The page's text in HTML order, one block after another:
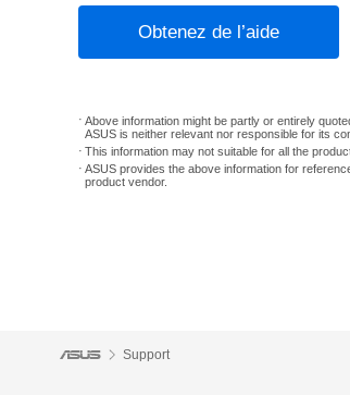
Obtenez de l’aide
Above information might be partly or entirely
ASUS is neither relevant nor responsible for its
This information may not suitable for all the
ASUS provides the above information for
product vendor.
Support